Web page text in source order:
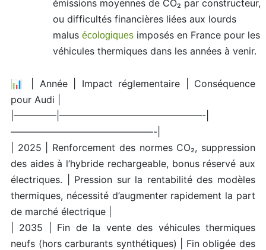
émissions moyennes de CO₂ par constructeur,
ou difficultés financières liées aux lourds
malusécologiques imposés en France pour les
véhicules thermiques dans les années à venir.
📊 | Année | Impact réglementaire | Conséquence
pour Audi |
|————–|———————————————-|
———————————————-|
| 2025 | Renforcement des normes CO₂, suppression
des aides à l’hybride rechargeable, bonus réservé aux
électriques. | Pression sur la rentabilité des modèles
thermiques, nécessité d’augmenter rapidement la part
de marché électrique |
| 2035 | Fin de la vente des véhicules thermiques
neufs (hors carburants synthétiques) | Fin obligée des